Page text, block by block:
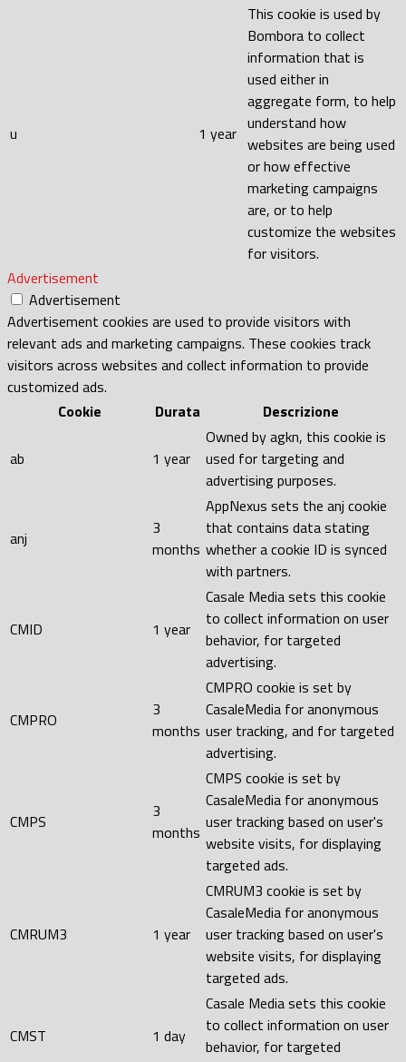
u 1 year
This cookie is used by
Bombora to collect
information that is
used either in
aggregate form, to help
understand how
websites are being used
or how effective
marketing campaigns
are, or to help
customize the websites
for visitors.
Advertisement
Advertisement
Advertisement cookies are used to provide visitors with
relevant ads and marketing campaigns. These cookies track
visitors across websites and collect information to provide
customized ads.
Cookie
Durata Descrizione
ab 1 year
Owned by agkn, this cookie is
used for targeting and
advertising purposes.
anj
3
months
AppNexus sets the anj cookie
that contains data stating
whether a cookie ID is synced
with partners.
CMID 1 year
Casale Media sets this cookie
to collect information on user
behavior, for targeted
advertising.
CMPRO
3
months
CMPRO cookie is set by
CasaleMedia for anonymous
user tracking, and for targeted
advertising.
CMPS
3
months
CMPS cookie is set by
CasaleMedia for anonymous
user tracking based on user's
website visits, for displaying
targeted ads.
CMRUM3 1 year
CMRUM3 cookie is set by
CasaleMedia for anonymous
user tracking based on user's
website visits, for displaying
targeted ads.
CMST 1 day
Casale Media sets this cookie
to collect information on user
behavior, for targeted